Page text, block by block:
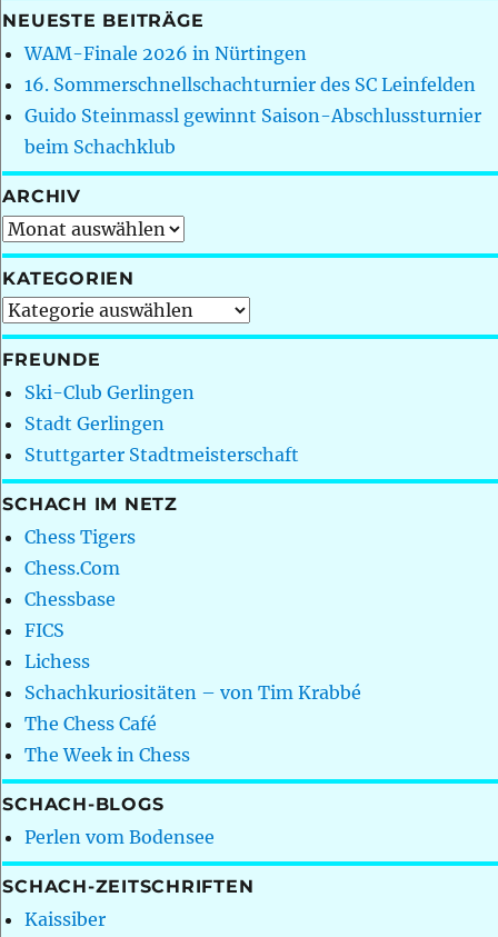
NEUESTE BEITRÄGE
WAM-Finale 2026 in Nürtingen
16. Sommerschnellschachturnier des SC Leinfelden
Guido Steinmassl gewinnt Saison-Abschlussturnier
beim Schachklub
ARCHIV
Archiv
KATEGORIEN
Kategorien
FREUNDE
Ski-Club Gerlingen
Stadt Gerlingen
Stuttgarter Stadtmeisterschaft
SCHACH IM NETZ
Chess Tigers
Chess.Com
Chessbase
FICS
Lichess
Schachkuriositäten – von Tim Krabbé
The Chess Café
The Week in Chess
SCHACH-BLOGS
Perlen vom Bodensee
SCHACH-ZEITSCHRIFTEN
Kaissiber